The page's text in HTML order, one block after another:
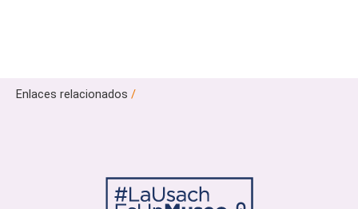
Enlaces relacionados /